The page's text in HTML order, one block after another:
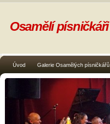
Úvod Galerie Osamělých písničkářů
Osamělí písničkáři